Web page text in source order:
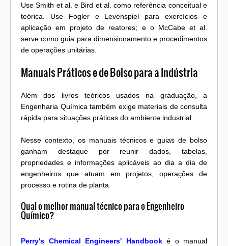
Use Smith et al. e Bird et al. como referência conceitual e
teórica. Use Fogler e Levenspiel para exercícios e
aplicação em projeto de reatores; e o McCabe et al.
serve como guia para dimensionamento e procedimentos
de operações unitárias.
Manuais Práticos e de Bolso para a Indústria
Além dos livros teóricos usados na graduação, a
Engenharia Química também exige materiais de consulta
rápida para situações práticas do ambiente industrial.
Nesse contexto, os manuais técnicos e guias de bolso
ganham destaque por reunir dados, tabelas,
propriedades e informações aplicáveis ao dia a dia de
engenheiros que atuam em projetos, operações de
processo e rotina de planta.
Qual o melhor manual técnico para o Engenheiro
Químico?
Perry's Chemical Engineers' Handbooké o manual